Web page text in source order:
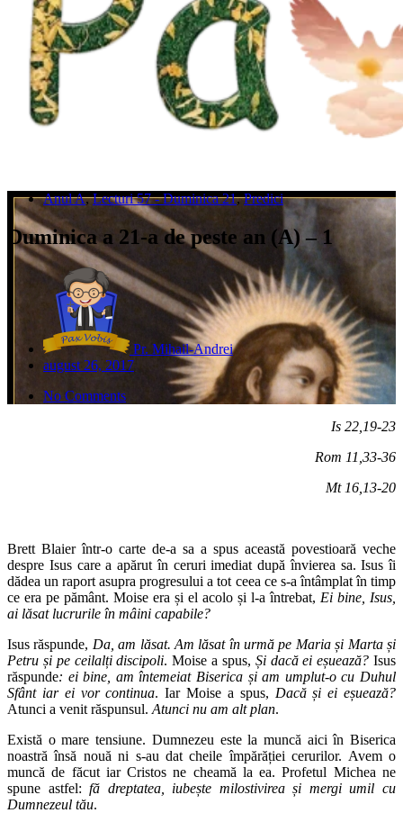
Anul A,Lecturi 57 - Duminica 21,Predici
Duminica a 21-a de peste an (A) – 1
Pr. Mihail-Andrei
august 26, 2017
No Comments
Is 22,19-23
Rom 11,33-36
Mt 16,13-20
Brett Blaier într-o carte de-a sa a spus această povestioară veche
despre Isus care a apărut în ceruri imediat după învierea sa. Isus îi
dădea un raport asupra progresului a tot ceea ce s-a întâmplat în timp
ce era pe pământ. Moise era și el acolo și l-a întrebat, Ei bine, Isus,
ai lăsat lucrurile în mâini capabile?
Isus răspunde, Da, am lăsat. Am lăsat în urmă pe Maria și Marta și
Petru și pe ceilalți discipoli. Moise a spus, Și dacă ei eșuează? Isus
răspunde: ei bine, am întemeiat Biserica și am umplut-o cu Duhul
Sfânt iar ei vor continua. Iar Moise a spus, Dacă și ei eșuează?
Atunci a venit răspunsul. Atunci nu am alt plan.
Există o mare tensiune. Dumnezeu este la muncă aici în Biserica
noastră însă nouă ni s-au dat cheile împărăției cerurilor. Avem o
muncă de făcut iar Cristos ne cheamă la ea. Profetul Michea ne
spune astfel:fă dreptatea, iubește milostivirea și mergi umil cu
Dumnezeul tău.